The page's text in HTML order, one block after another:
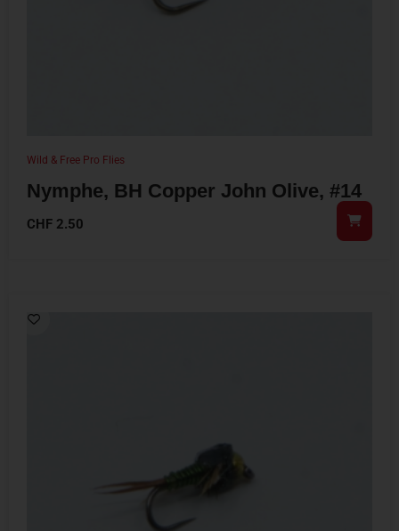
Wild & Free Pro Flies
Nymphe, BH Copper John Olive, #14
CHF 2.50